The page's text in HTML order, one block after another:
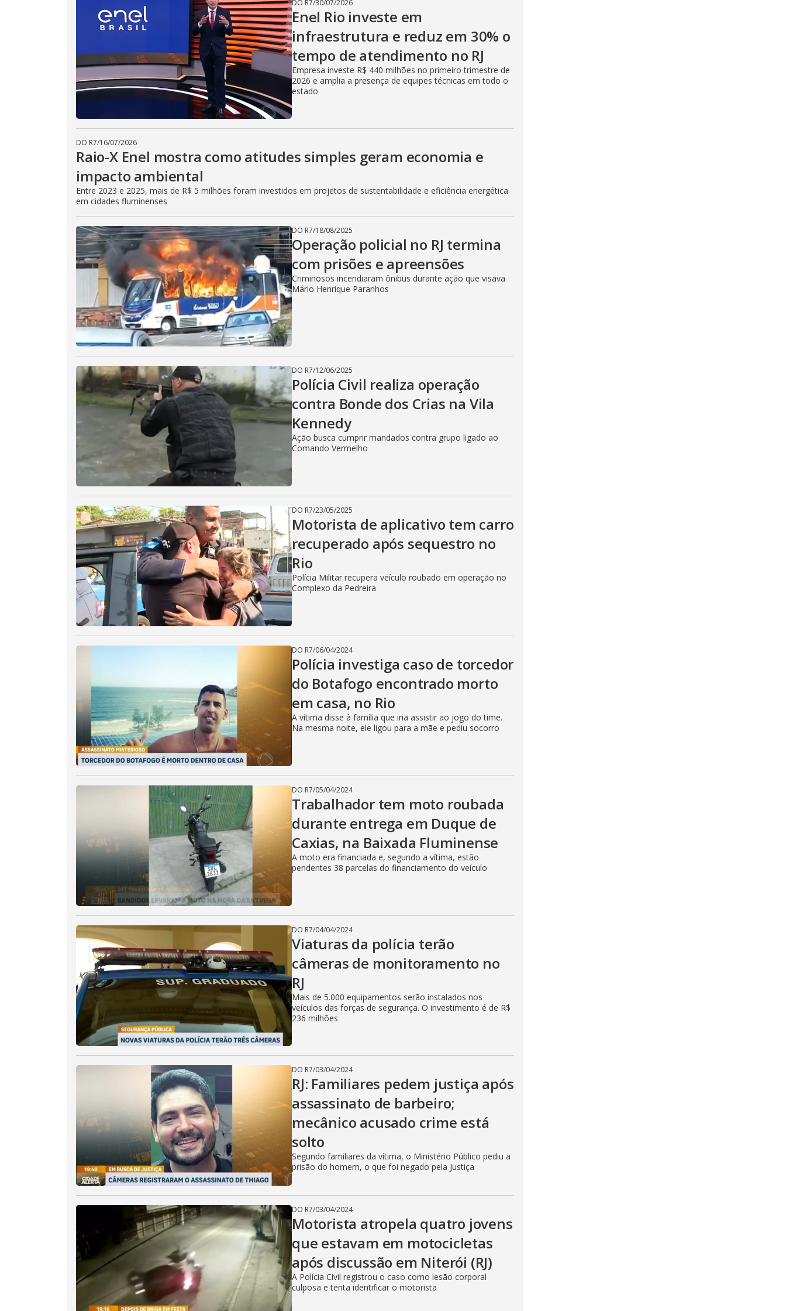
i
d
e
o
DO R7/30/07/2026
Enel Rio investe em
infraestrutura e reduz em 30% o
tempo de atendimento no RJ
Empresa investe R$ 440 milhões no primeiro trimestre de
2026 e amplia a presença de equipes técnicas em todo o
estado
DO R7/16/07/2026
Raio-X Enel mostra como atitudes simples geram economia e
impacto ambiental
Entre 2023 e 2025, mais de R$ 5 milhões foram investidos em projetos de sustentabilidade e eficiência energética
em cidades fluminenses
DO R7/18/08/2025
Operação policial no RJ termina
com prisões e apreensões
Criminosos incendiaram ônibus durante ação que visava
Mário Henrique Paranhos
DO R7/12/06/2025
Polícia Civil realiza operação
contra Bonde dos Crias na Vila
Kennedy
Ação busca cumprir mandados contra grupo ligado ao
Comando Vermelho
DO R7/23/05/2025
Motorista de aplicativo tem carro
recuperado após sequestro no
Rio
Polícia Militar recupera veículo roubado em operação no
Complexo da Pedreira
DO R7/06/04/2024
Polícia investiga caso de torcedor
do Botafogo encontrado morto
em casa, no Rio
A vítima disse à família que iria assistir ao jogo do time.
Na mesma noite, ele ligou para a mãe e pediu socorro
DO R7/05/04/2024
Trabalhador tem moto roubada
durante entrega em Duque de
Caxias, na Baixada Fluminense
A moto era financiada e, segundo a vítima, estão
pendentes 38 parcelas do financiamento do veículo
DO R7/04/04/2024
Viaturas da polícia terão
câmeras de monitoramento no
RJ
Mais de 5.000 equipamentos serão instalados nos
veículos das forças de segurança. O investimento é de R$
236 milhões
DO R7/03/04/2024
RJ: Familiares pedem justiça após
assassinato de barbeiro;
mecânico acusado crime está
solto
Segundo familiares da vítima, o Ministério Público pediu a
prisão do homem, o que foi negado pela Justiça
DO R7/03/04/2024
Motorista atropela quatro jovens
que estavam em motocicletas
após discussão em Niterói (RJ)
A Polícia Civil registrou o caso como lesão corporal
culposa e tenta identificar o motorista